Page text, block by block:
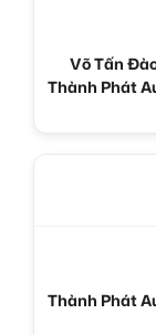
Võ Tấn
Thành Phát
Thành Phát